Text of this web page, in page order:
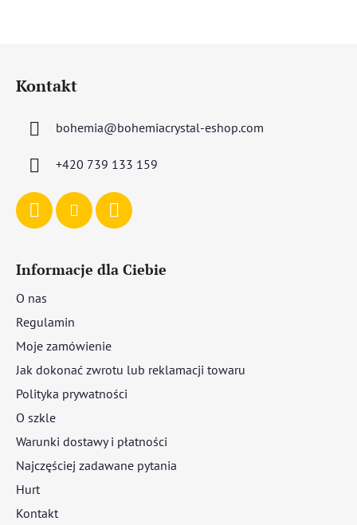
Kontakt
bohemia@bohemiacrystal-eshop.com
+420 739 133 159
Informacje dla Ciebie
O nas
Regulamin
Moje zamówienie
Jak dokonać zwrotu lub reklamacji towaru
Polityka prywatności
O szkle
Warunki dostawy i płatności
Najczęściej zadawane pytania
Hurt
Kontakt